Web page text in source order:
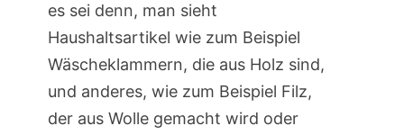
es sei denn, man sieht
Haushaltsartikel wie zum Beispiel
Wäscheklammern, die aus Holz sind,
und anderes, wie zum Beispiel Filz,
der aus Wolle gemacht wird oder